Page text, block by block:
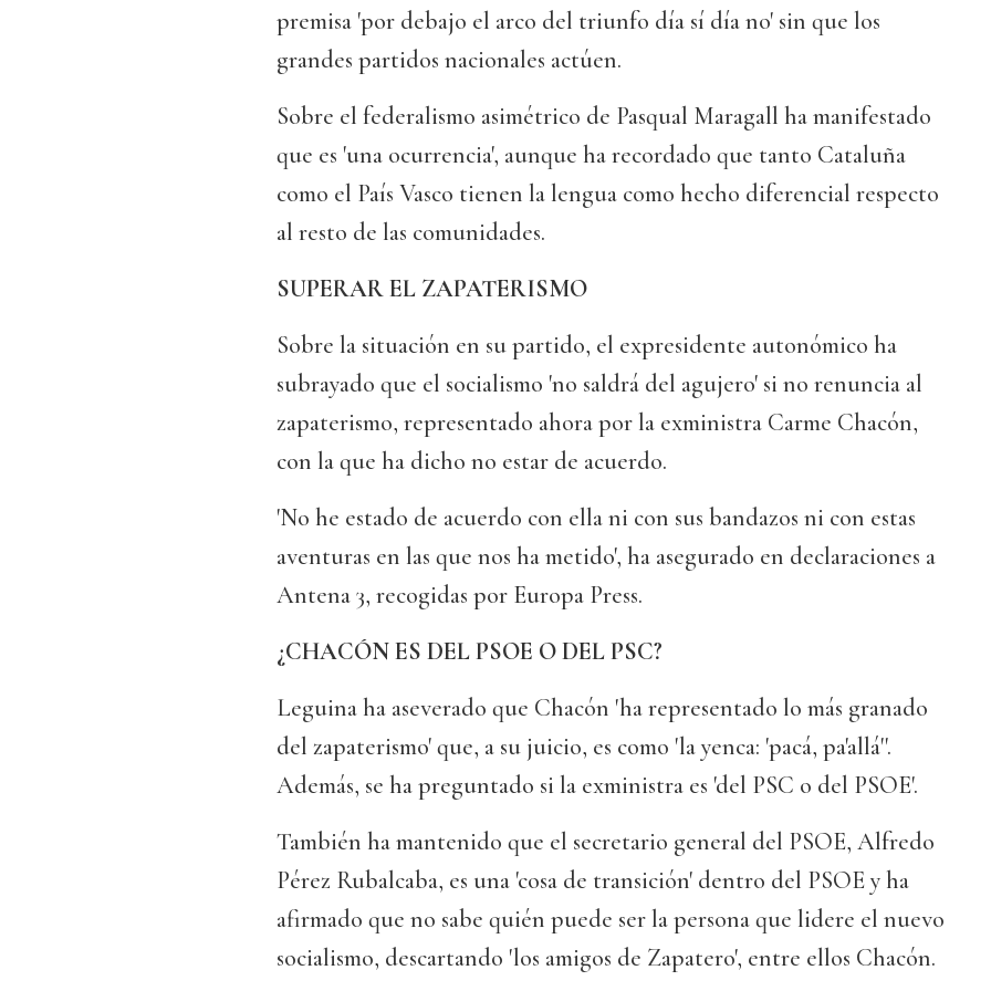
premisa 'por debajo el arco del triunfo día sí día no' sin que los
grandes partidos nacionales actúen.
Sobre el federalismo asimétrico de Pasqual Maragall ha manifestado
que es 'una ocurrencia', aunque ha recordado que tanto Cataluña
como el País Vasco tienen la lengua como hecho diferencial respecto
al resto de las comunidades.
SUPERAR EL ZAPATERISMO
Sobre la situación en su partido, el expresidente autonómico ha
subrayado que el socialismo 'no saldrá del agujero' si no renuncia al
zapaterismo, representado ahora por la exministra Carme Chacón,
con la que ha dicho no estar de acuerdo.
'No he estado de acuerdo con ella ni con sus bandazos ni con estas
aventuras en las que nos ha metido', ha asegurado en declaraciones a
Antena 3, recogidas por Europa Press.
¿CHACÓN ES DEL PSOE O DEL PSC?
Leguina ha aseverado que Chacón 'ha representado lo más granado
del zapaterismo' que, a su juicio, es como 'la yenca: 'pacá, pa'allá''.
Además, se ha preguntado si la exministra es 'del PSC o del PSOE'.
También ha mantenido que el secretario general del PSOE, Alfredo
Pérez Rubalcaba, es una 'cosa de transición' dentro del PSOE y ha
afirmado que no sabe quién puede ser la persona que lidere el nuevo
socialismo, descartando 'los amigos de Zapatero', entre ellos Chacón.